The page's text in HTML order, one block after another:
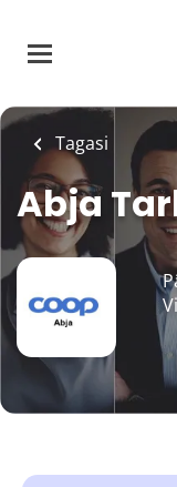
main
Tagasi
Abja